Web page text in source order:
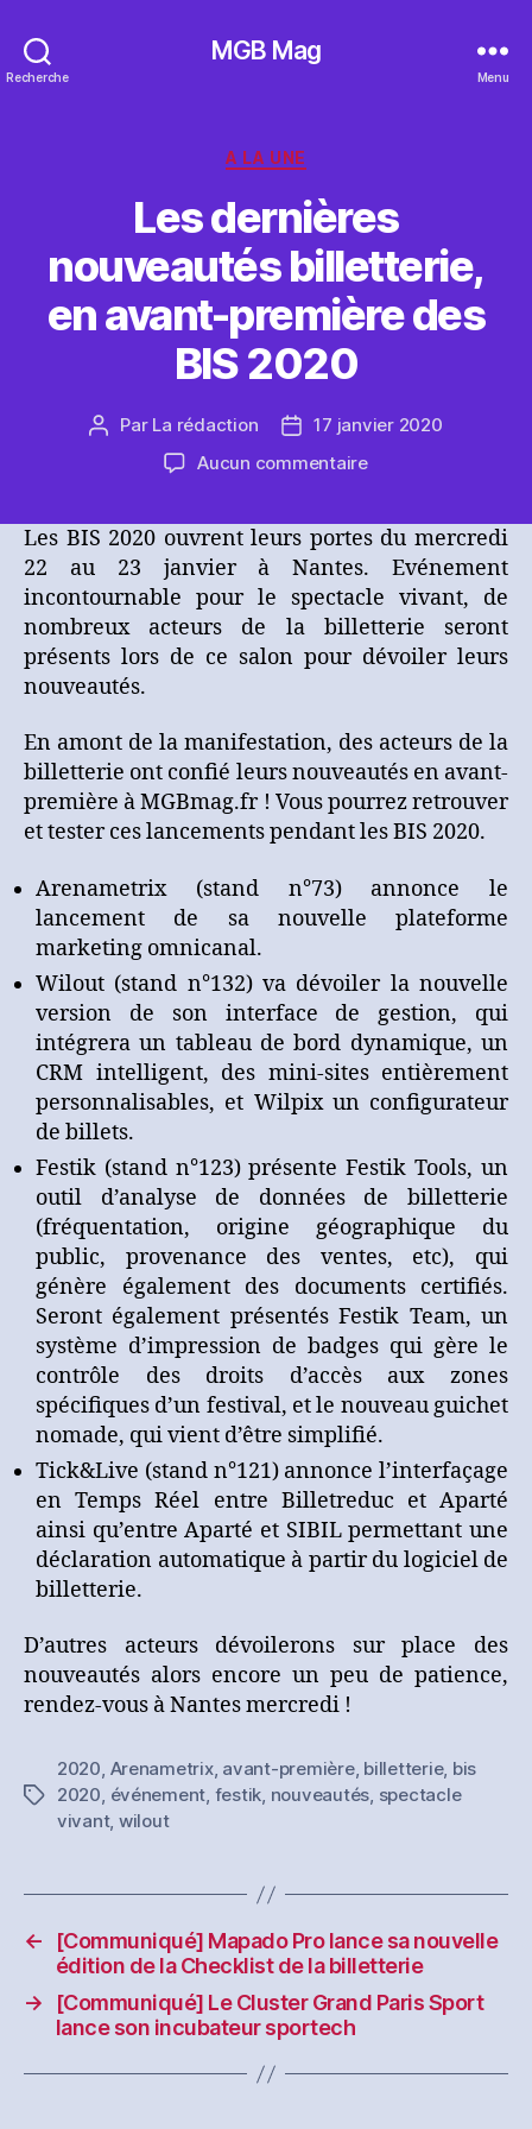
Recherche
MGB Mag
Menu
Catégories
A LA UNE
Les dernières
nouveautés billetterie,
en avant-première des
BIS 2020
Auteur
Par La rédaction
Date17 janvier 2020
Aucun commentairesur
nouveautés
billetterie,
en
avant-
première
des
Les BIS 2020 ouvrent leurs portes du mercredi
22 au 23 janvier à Nantes. Evénement
incontournable pour le spectacle vivant, de
nombreux acteurs de la billetterie seront
présents lors de ce salon pour dévoiler leurs
nouveautés.
En amont de la manifestation, des acteurs de la
billetterie ont confié leurs nouveautés en avant-
première à MGBmag.fr ! Vous pourrez retrouver
et tester ces lancements pendant les BIS 2020.
Arenametrix (stand n°73) annonce le
lancement de sa nouvelle plateforme
marketing omnicanal.
Wilout (stand n°132) va dévoiler la nouvelle
version de son interface de gestion, qui
intégrera un tableau de bord dynamique, un
CRM intelligent, des mini-sites entièrement
personnalisables, et Wilpix un configurateur
de billets.
Festik (stand n°123) présente Festik Tools, un
outil d’analyse de données de billetterie
(fréquentation, origine géographique du
public, provenance des ventes, etc), qui
génère également des documents certifiés.
Seront également présentés Festik Team, un
système d’impression de badges qui gère le
contrôle des droits d’accès aux zones
spécifiques d’un festival, et le nouveau guichet
nomade, qui vient d’être simplifié.
Tick&Live (stand n°121) annonce l’interfaçage
en Temps Réel entre Billetreduc et Aparté
ainsi qu’entre Aparté et SIBIL permettant une
déclaration automatique à partir du logiciel de
billetterie.
D’autres acteurs dévoilerons sur place des
nouveautés alors encore un peu de patience,
rendez-vous à Nantes mercredi !
Étiquettes
2020, Arenametrix, avant-première, billetterie, bis
2020, événement, festik, nouveautés, spectacle
vivant, wilout
←
[Communiqué] Mapado Pro lance sa nouvelle
édition de la Checklist de la billetterie
→
[Communiqué] Le Cluster Grand Paris Sport
lance son incubateur sportech